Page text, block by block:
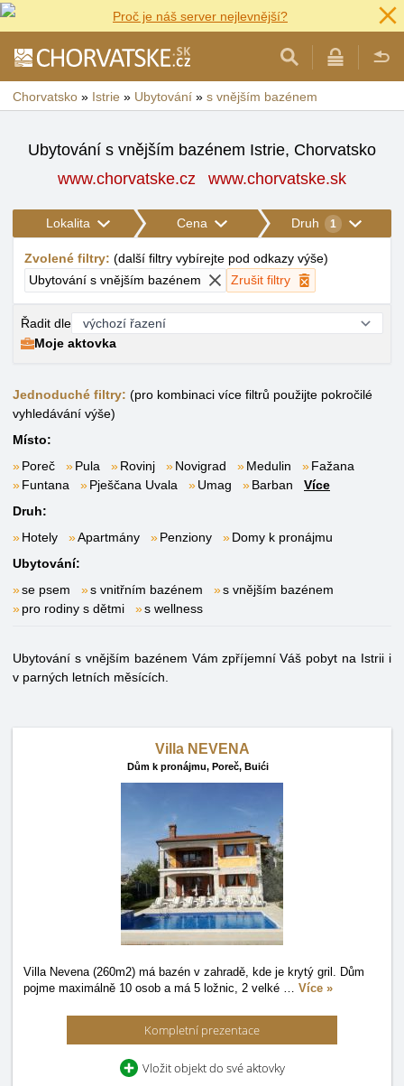
Proč je náš server nejlevnější?
Chorvatsko » Istrie » Ubytování » s vnějším bazénem
Ubytování s vnějším bazénem Istrie, Chorvatsko
www.chorvatske.cz
www.chorvatske.sk
Lokalita Cena Druh 1
Zvolené filtry: (další filtry vybírejte pod odkazy výše)
Ubytování s vnějším bazénem
Zrušit filtry
Řadit dle
Moje aktovka
Jednoduché filtry: (pro kombinaci více filtrů použijte pokročilé
vyhledávání výše)
Místo:
Poreč
Pula Rovinj Novigrad Medulin
Fažana
Funtana
Pješčana Uvala Umag Barban
Více
Druh:
Hotely
Apartmány Penziony
Domy k pronájmu
Ubytování:
se psem
s vnitřním bazénem
s vnějším bazénem
pro rodiny s dětmi
s wellness
Ubytování s vnějším bazénem Vám zpříjemní Váš pobyt na Istrii i
v parných letních měsících.
Villa NEVENA
Dům k pronájmu, Poreč, Buići
Villa Nevena (260m2) má bazén v zahradě, kde je krytý gril. Dům
pojme maximálně 10 osob a má 5 ložnic, 2 velké … Více »
Kompletní prezentace
Vložit objekt do své aktovky